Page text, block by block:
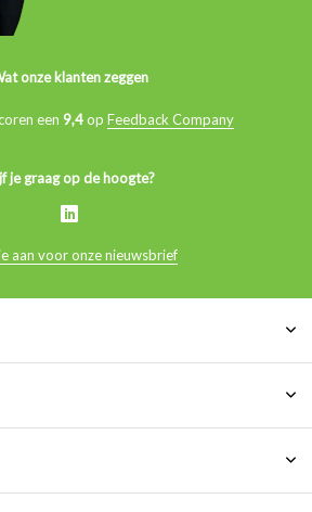
onze klanten zeggen
een 9,4op Feedback Company
je graag op de hoogte?
aan voor onze nieuwsbrief